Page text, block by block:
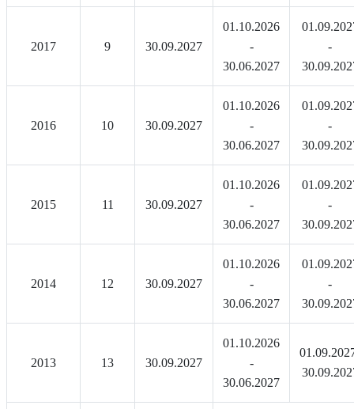
2017 9 30.09.2027
01.10.2026
-
30.06.2027
-
2016 10 30.09.2027
01.10.2026
-
30.06.2027
-
2015 11 30.09.2027
01.10.2026
-
30.06.2027
-
2014 12 30.09.2027
01.10.2026
-
30.06.2027
-
2013 13 30.09.2027
01.10.2026
-
30.06.2027